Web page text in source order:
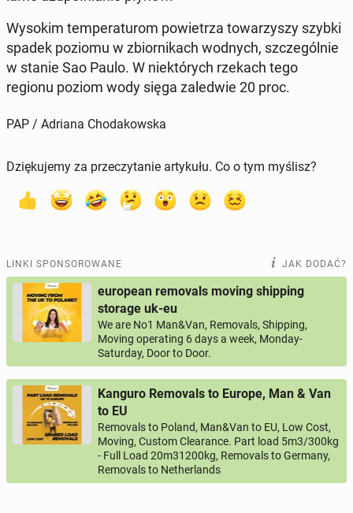
Wysokim tem­pe­ra­tu­rom po­wie­trza to­wa­rzy­szy szybki
spadek poziomu w zbior­ni­kach wodnych, szcze­gól­nie
w stanie Sao Paulo. W nie­któ­rych rzekach tego
regionu poziom wody sięga za­le­d­wie 20 proc.
PAP / Adriana Chodakowska
Dziękujemy za przeczytanie artykułu. Co o tym myślisz?
LINKI SPONSOROWANE JAK DODAĆ?
european removals moving shipping
storage uk-eu
We are No1 Man&Van, Removals, Shipping,
Moving operating 6 days a week, Monday-
Saturday, Door to Door.
Kanguro Removals to Europe, Man & Van
to EU
Removals to Poland, Man&Van to EU, Low Cost,
Moving, Custom Clearance. Part load 5m3/300kg
- Full Load 20m31200kg, Removals to Germany,
Removals to Netherlands